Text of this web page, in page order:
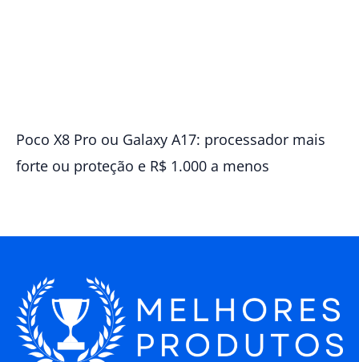
Poco X8 Pro ou Galaxy A17: processador mais
forte ou proteção e R$ 1.000 a menos